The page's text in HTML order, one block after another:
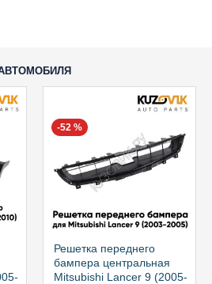
-52 %
Решетка переднего
бампера центральная
Mitsubishi Lancer 9 (2005-